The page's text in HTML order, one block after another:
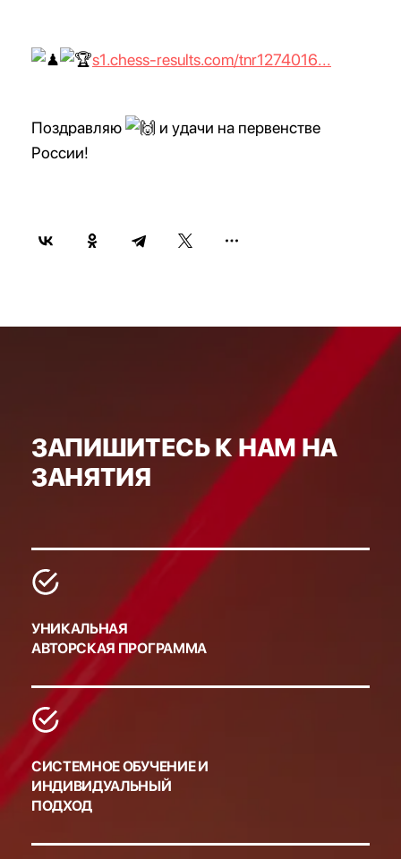
s1.chess-results.com/tnr1274016...
Поздравляю
и удачи на первенстве
России!
ЗАПИШИТЕСЬ К НАМ НА
ЗАНЯТИЯ
УНИКАЛЬНАЯ
АВТОРСКАЯ ПРОГРАММА
СИСТЕМНОЕ ОБУЧЕНИЕ И
ИНДИВИДУАЛЬНЫЙ
ПОДХОД